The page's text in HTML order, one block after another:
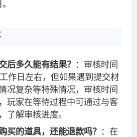
后多久能有结果？ ：审核时间
作日左右，但如果遇到提交材
况复杂等特殊情况，审核时间
玩家在等待过程中可通过与客
了解审核进度。
买的道具，还能退款吗？ ：在